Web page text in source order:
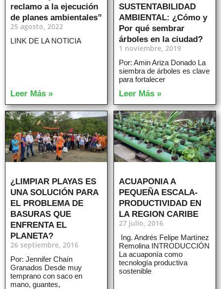
reclamo a la ejecución
de planes ambientales”
25 agosto, 2022
LINK DE LA NOTICIA
Leer Más »
SUSTENTABILIDAD
AMBIENTAL: ¿Cómo y
Por qué sembrar
árboles en la ciudad?
1 noviembre, 2019
Por: Amin Ariza Donado La
siembra de árboles es clave
para fortalecer
Leer Más »
¿LIMPIAR PLAYAS ES
UNA SOLUCIÓN PARA
EL PROBLEMA DE
BASURAS QUE
ENFRENTA EL
PLANETA?
26 septiembre, 2016
Por: Jennifer Chaín
Granados Desde muy
temprano con saco en
mano, guantes,
ACUAPONIA A
PEQUEÑA ESCALA-
PRODUCTIVIDAD EN
LA REGION CARIBE
27 julio, 2016
Ing. Andrés Felipe Martínez
Remolina INTRODUCCIÓN
La acuaponía como
tecnología productiva
sostenible